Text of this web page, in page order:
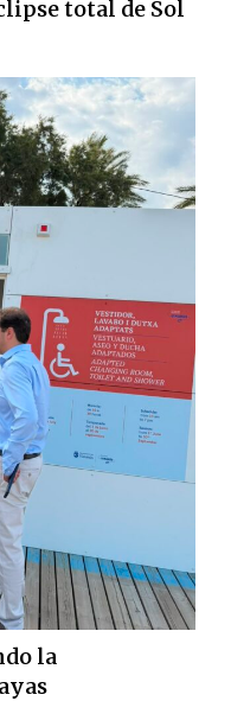
total de Sol
la